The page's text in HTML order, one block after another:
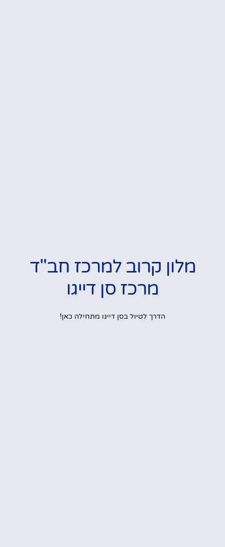
מלון קרוב למרכז חב"ד
מרכז סן דייגו
הדרך לטיול בסן דייגו מתחילה כאן!